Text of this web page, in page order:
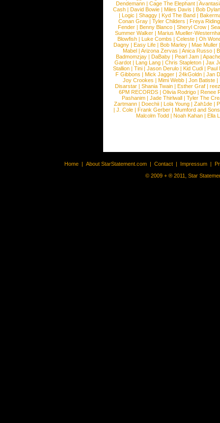
Dendemann |Cage The Elephant |
Cash | David Bowie | Miles Davis | Bob Dylan
|Logic |Shaggy |Kyd The Band |
Conan Gray |Tyler Childers |Freya
Fender |Benny Blanco |Sheryl Crow |
Summer Walker |Marius Mueller-
Blowfish | Luke Combs | Celeste | Oh
Dagny |Easy Life |Bob Marley |Mae Muller
Mabel |Arizona Zervas |Anica Russo |
Badmomzjay |DaBaby |Pearl Jam |
Gardot | Lang Lang | Chris Stapleton | Jax
Stallion |Tini |Jason Derulo |Kid Cudi |Paul
F Gibbons | Mick Jagger | 24kGoldn | Jan
Joy Crookes | Mimi Webb | Jon Batiste |
Disarstar | Shania Twain | Esther Graf |
6PM RECORDS | Olivia Rodrigo | Renee
Pashanim |Jade Thirlwall |Tyler The
Zartmann | Doechii | Lola Young | Zah1de |
| J. Cole | Frank Gerber | Mumford and Sons
Malcolm Todd | Noah Kahan | Ella
Home | About StarStatement.com | Contact | Impressum |
© 2009 + ® 2011, Star